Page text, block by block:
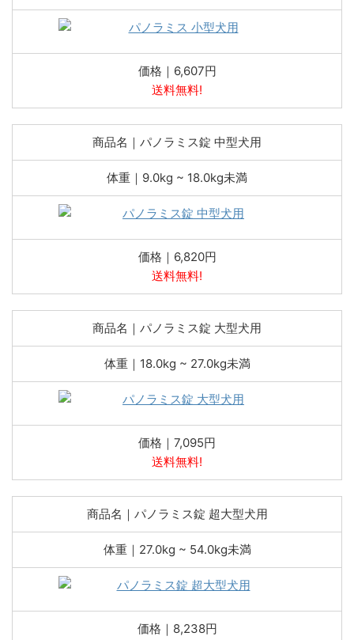
価格｜6,607円
送料無料!
商品名｜パノラミス錠 中型犬用
体重｜9.0kg ~ 18.0kg未満
価格｜6,820円
送料無料!
商品名｜パノラミス錠 大型犬用
体重｜18.0kg ~ 27.0kg未満
価格｜7,095円
送料無料!
商品名｜パノラミス錠 超大型犬用
体重｜27.0kg ~ 54.0kg未満
価格｜8,238円